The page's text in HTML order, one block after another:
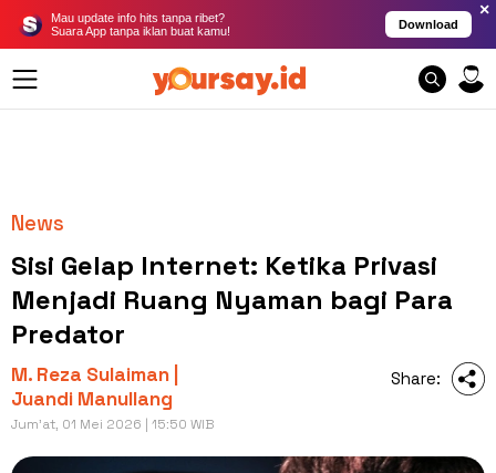
Mau update info hits tanpa ribet?
Suara App tanpa iklan buat kamu!
Download
×
News
Sisi Gelap Internet: Ketika Privasi
Menjadi Ruang Nyaman bagi Para
Predator
M. Reza Sulaiman |
Juandi Manullang
Jum'at, 01 Mei 2026 | 15:50 WIB
Share: